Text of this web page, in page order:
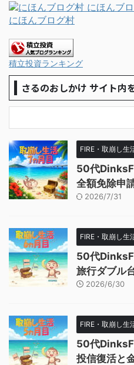
にほんブログ村
積立投資ランキング
さるのおしかけ サイト内
FIRE・取崩し生
50代
全額免除申
2026/7/31
FIRE・取崩し生
50代
旅行ダブル
2026/6/30
FIRE・取崩し生
50代
投信復活と